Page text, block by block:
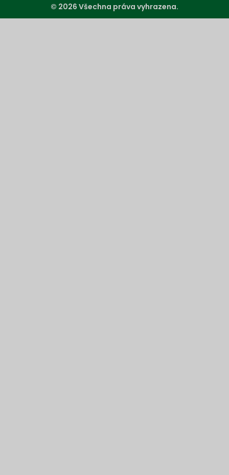
© 2026 Všechna práva vyhrazena.